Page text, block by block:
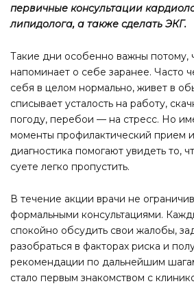
первичные консультации
липидолога, а также сделать ЭКГ.
Такие дни особенно важны потому,
напоминает о себе заранее. Часто
себя в целом нормально, живет в
списывает усталость на работу,
погоду, перебои — на стресс. Но
моменты профилактический прием
диагностика помогают увидеть то,
суете легко пропустить.
В течение акции врачи не
формальными консультациями.
спокойно обсудить свои жалобы,
разобраться в факторах риска и
рекомендации по дальнейшим
стало первым знакомством с